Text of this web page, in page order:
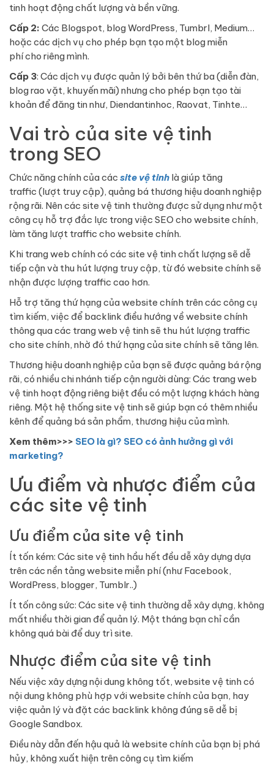
tinh hoạt động chất lượng và bền vững.
Cấp 2: Các Blogspot, blog WordPress, Tumbrl, Medium…
hoặc các dịch vụ cho phép bạn tạo một blog miễn
phí cho riêng mình.
Cấp 3: Các dịch vụ được quản lý bởi bên thứ ba (diễn đàn,
blog rao vặt, khuyến mãi) nhưng cho phép bạn tạo tài
khoản để đăng tin như, Diendantinhoc, Raovat, Tinhte…
Vai trò của site vệ tinh
trong SEO
Chức năng chính của các site vệ tinh là giúp tăng
traffic (lượt truy cập), quảng bá thương hiệu doanh nghiệp
rộng rãi. Nên các site vệ tinh thường được sử dụng như một
công cụ hỗ trợ đắc lực trong việc SEO cho website chính,
làm tăng lượt traffic cho website chính.
Khi trang web chính có các site vệ tinh chất lượng sẽ dễ
tiếp cận và thu hút lượng truy cập, từ đó website chính sẽ
nhận được lượng traffic cao hơn.
Hỗ trợ tăng thứ hạng của website chính trên các công cụ
tìm kiếm, việc để backlink điều hướng về website chính
thông qua các trang web vệ tinh sẽ thu hút lượng traffic
cho site chính, nhờ đó thứ hạng của site chính sẽ tăng lên.
Thương hiệu doanh nghiệp của bạn sẽ được quảng bá rộng
rãi, có nhiều chi nhánh tiếp cận người dùng: Các trang web
vệ tinh hoạt động riêng biệt đều có một lượng khách hàng
riêng. Một hệ thống site vệ tinh sẽ giúp bạn có thêm nhiều
kênh để quảng bá sản phẩm, thương hiệu của mình.
Xem thêm>>> SEO là gì? SEO có ảnh hưởng gì với
marketing?
Ưu điểm và nhược điểm của
các site vệ tinh
Ưu điểm của site vệ tinh
Ít tốn kém: Các site vệ tinh hầu hết đều dễ xây dựng dựa
trên các nền tảng website miễn phí (như Facebook,
WordPress, blogger, Tumblr..)
Ít tốn công sức: Các site vệ tinh thường dễ xây dựng, không
mất nhiều thời gian để quản lý. Một tháng bạn chỉ cần
không quá bài để duy trì site.
Nhược điểm của site vệ tinh
Nếu việc xây dựng nội dung không tốt, website vệ tinh có
nội dung không phù hợp với website chính của bạn, hay
việc quản lý và đặt các backlink không đúng sẽ dễ bị
Google Sandbox.
Điều này dẫn đến hậu quả là website chính của bạn bị phá
hủy, không xuất hiện trên công cụ tìm kiếm